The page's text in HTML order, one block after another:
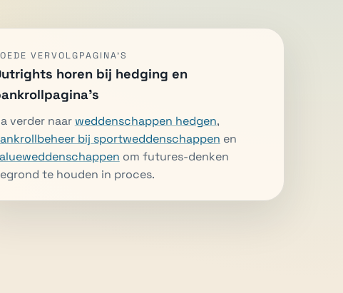
VERVOLGPAGINA'S
horen bij hedging en
verder naar weddenschappen hedgen,
bij sportweddenschappen en
om futures-denken
te houden in proces.